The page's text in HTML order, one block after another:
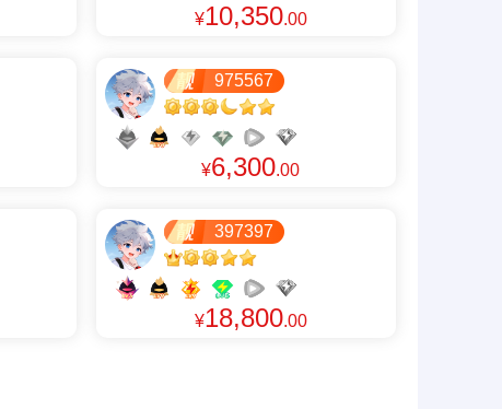
¥10,350.00
975567
¥6,300.00
397397
¥18,800.00